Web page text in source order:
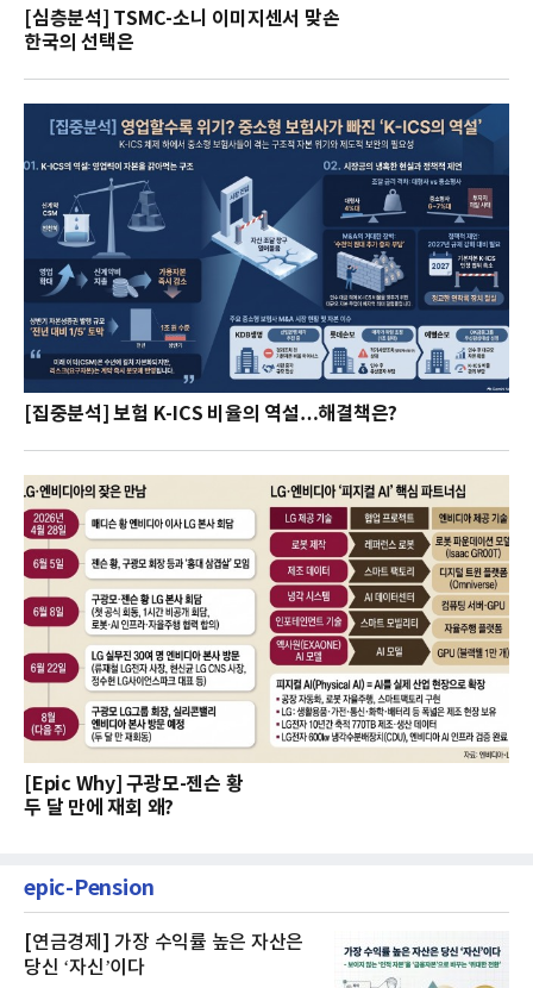
[심층분석] TSMC-소니 이미지센서 맞손
한국의 선택은
[집중분석] 보험 K-ICS 비율의 역설…해결책은?
[Epic Why] 구광모-젠슨 황
두 달 만에 재회 왜?
epic-Pension
[연금경제] 가장 수익률 높은 자산은
당신 ‘자신’이다